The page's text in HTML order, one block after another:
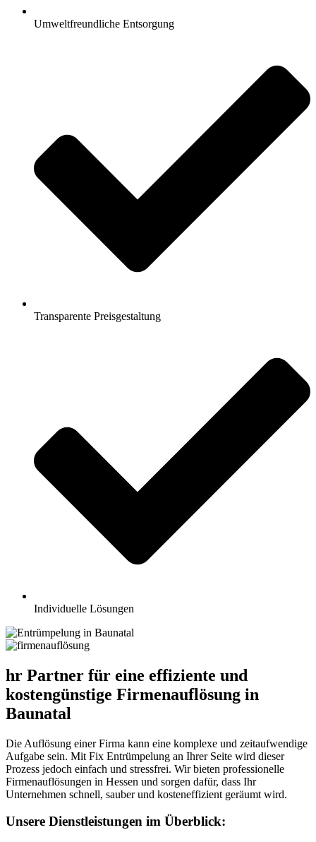
Umweltfreundliche Entsorgung
Transparente Preisgestaltung
Individuelle Lösungen
hr Partner für eine effiziente und
kostengünstige Firmenauflösung in
Baunatal
Die Auflösung einer Firma kann eine komplexe und zeitaufwendige
Aufgabe sein. Mit Fix Entrümpelung an Ihrer Seite wird dieser
Prozess jedoch einfach und stressfrei. Wir bieten professionelle
Firmenauflösungen in Hessen und sorgen dafür, dass Ihr
Unternehmen schnell, sauber und kosteneffizient geräumt wird.
Unsere Dienstleistungen im Überblick: